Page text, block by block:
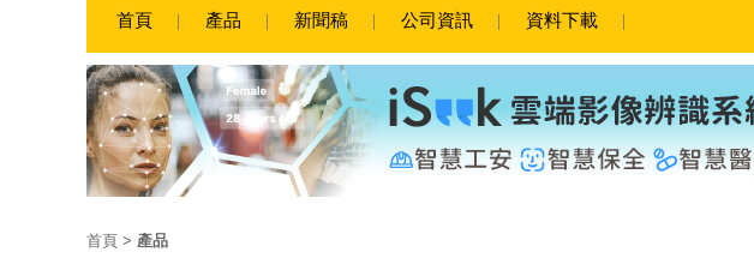
首頁 產品 新聞稿 公司資訊 資料下載
首頁 > 產品